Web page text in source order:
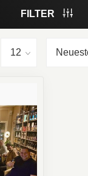
FILTER